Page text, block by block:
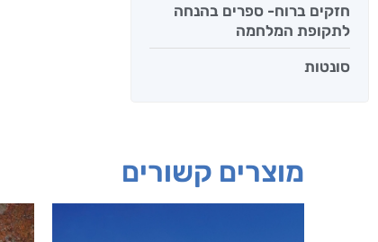
חזקים ברוח- ספרים בהנחה
לתקופת המלחמה
סונטות
מוצרים קשורים